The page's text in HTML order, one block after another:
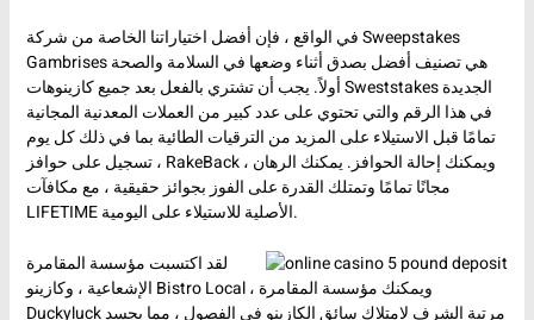
في الواقع ، فإن أفضل اختياراتنا الخاصة من شركة Sweepstakes
Gambrises هي تصنيف أفضل بصدق أثناء وضعها في السلامة والصحة
أولاً. يجب أن تشتري بالفعل بعد جميع كازينوهات Sweststakes الجديدة
في هذا الرقم والتي تحتوي على عدد كبير من العملات المعدنية المجانية
تمامًا قبل الاستيلاء على المزيد من الترقيات الطائية بما في ذلك كل يوم
تسجيل على حوافز ، RakeBack ، ويمكنك إحالة الحوافز. يمكنك الرهان
مجانًا تمامًا وتمتلك القدرة على الفوز بجوائز حقيقية ، مع مكافآت
LIFETIME الأصلية للاستيلاء على اليومية.
لقد اكتسبت مؤسسة المقامرة
الإشعاعية ، وكازينو Bistro Local ، ويمكنك مؤسسة المقامرة
Duckyluck مرتبة الشرف لامتلاك سائق الكازينو في الفصول ، مما يجسد